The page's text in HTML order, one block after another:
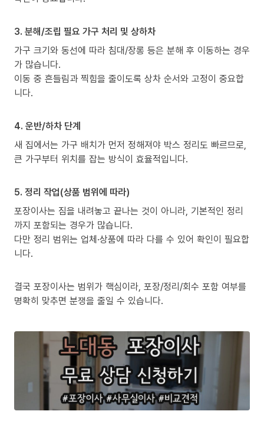
3. 분해/조립 필요 가구 처리 및 상하차
가구 크기와 동선에 따라 침대/장롱 등은 분해 후 이동하는 경우
가 많습니다.
이동 중 흔들림과 찍힘을 줄이도록 상차 순서와 고정이 중요합
니다.
4. 운반/하차 단계
새 집에서는 가구 배치가 먼저 정해져야 박스 정리도 빠르므로,
큰 가구부터 위치를 잡는 방식이 효율적입니다.
5. 정리 작업(상품 범위에 따라)
포장이사는 짐을 내려놓고 끝나는 것이 아니라, 기본적인 정리
까지 포함되는 경우가 많습니다.
다만 정리 범위는 업체·상품에 따라 다를 수 있어 확인이 필요합
니다.
결국 포장이사는 범위가 핵심이라, 포장/정리/회수 포함 여부를
명확히 맞추면 분쟁을 줄일 수 있습니다.